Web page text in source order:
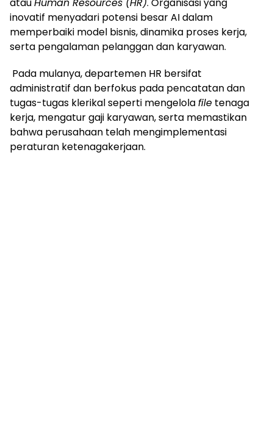
inovatif menyadari potensi besar AI dalam
memperbaiki model bisnis, dinamika proses kerja,
serta pengalaman pelanggan dan karyawan.
Pada mulanya, departemen HR bersifat
administratif dan berfokus pada pencatatan dan
tugas-tugas klerikal seperti mengelolafile tenaga
kerja, mengatur gaji karyawan, serta memastikan
bahwa perusahaan telah mengimplementasi
peraturan ketenagakerjaan.